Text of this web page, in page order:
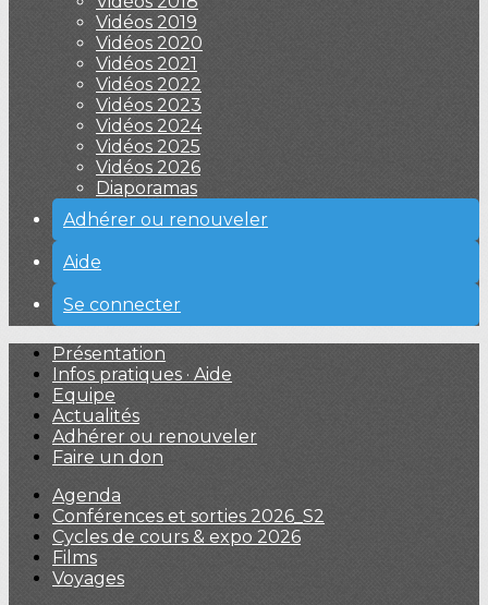
Vidéos 2019
Vidéos 2020
Vidéos 2021
Vidéos 2022
Vidéos 2023
Vidéos 2024
Vidéos 2025
Vidéos 2026
Diaporamas
Adhérer ou renouveler
Aide
Se connecter
Présentation
Infos pratiques · Aide
Equipe
Actualités
Adhérer ou renouveler
Faire un don
Agenda
Conférences et sorties 2026_S2
Cycles de cours & expo 2026
Films
Voyages